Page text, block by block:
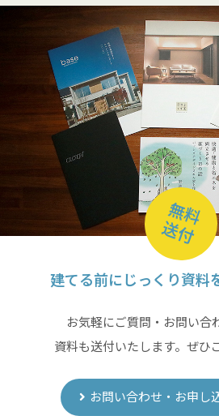
無料
送付
建てる前にじっくり資料
お気軽にご質問・お問い合
資料も送付いたします。ぜひ
お問い合わせ・お申し